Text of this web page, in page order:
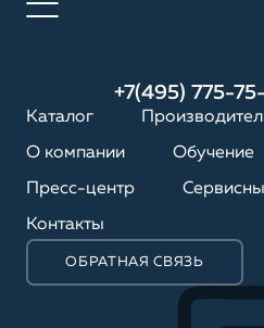
+7(495) 775-
Каталог
О компании Обучение
Пресс-центр
Контакты
ОБРАТНАЯ СВЯЗЬ